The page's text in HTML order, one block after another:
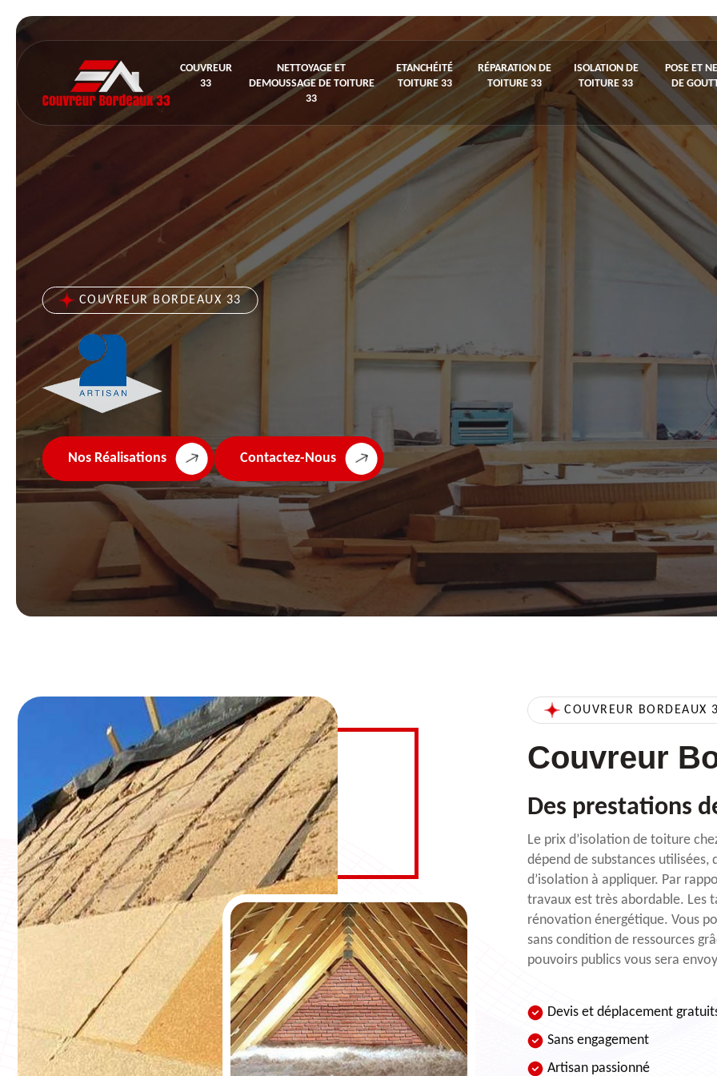
COUVREUR
33
NETTOYAGE ET
DEMOUSSAGE DE TOITURE
33
ETANCHÉITÉ
TOITURE 33
RÉPARATION DE
TOITURE 33
ISOLATION DE
TOITURE 33
POSE ET
DE
COUVREUR BORDEAUX 33
Nos Réalisations Contactez-Nous
COUVREUR BORDEAUX
Couvreur
Des prestations
Le prix d’isolation de toiture
dépend de substances
d’isolation à appliquer. Par
travaux est très abordable. Les
rénovation énergétique. Vous
sans condition de ressources
pouvoirs publics vous sera
Devis et déplacement
Sans engagement
Artisan passionné